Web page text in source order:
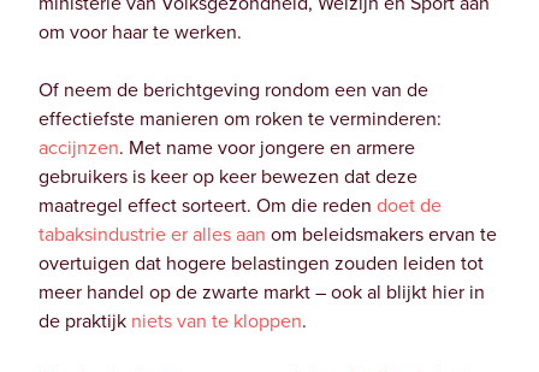
om voor haar te werken.
Of neem de berichtgeving rondom een van de
effectiefste manieren om roken te verminderen:
accijnzen. Met name voor jongere en armere
gebruikers is keer op keer bewezen dat deze
maatregel effect sorteert. Om die reden doet de
tabaksindustrie er alles aan om beleidsmakers ervan te
overtuigen dat hogere belastingen zouden leiden tot
meer handel op de zwarte markt – ook al blijkt hier in
de praktijk niets van te kloppen.